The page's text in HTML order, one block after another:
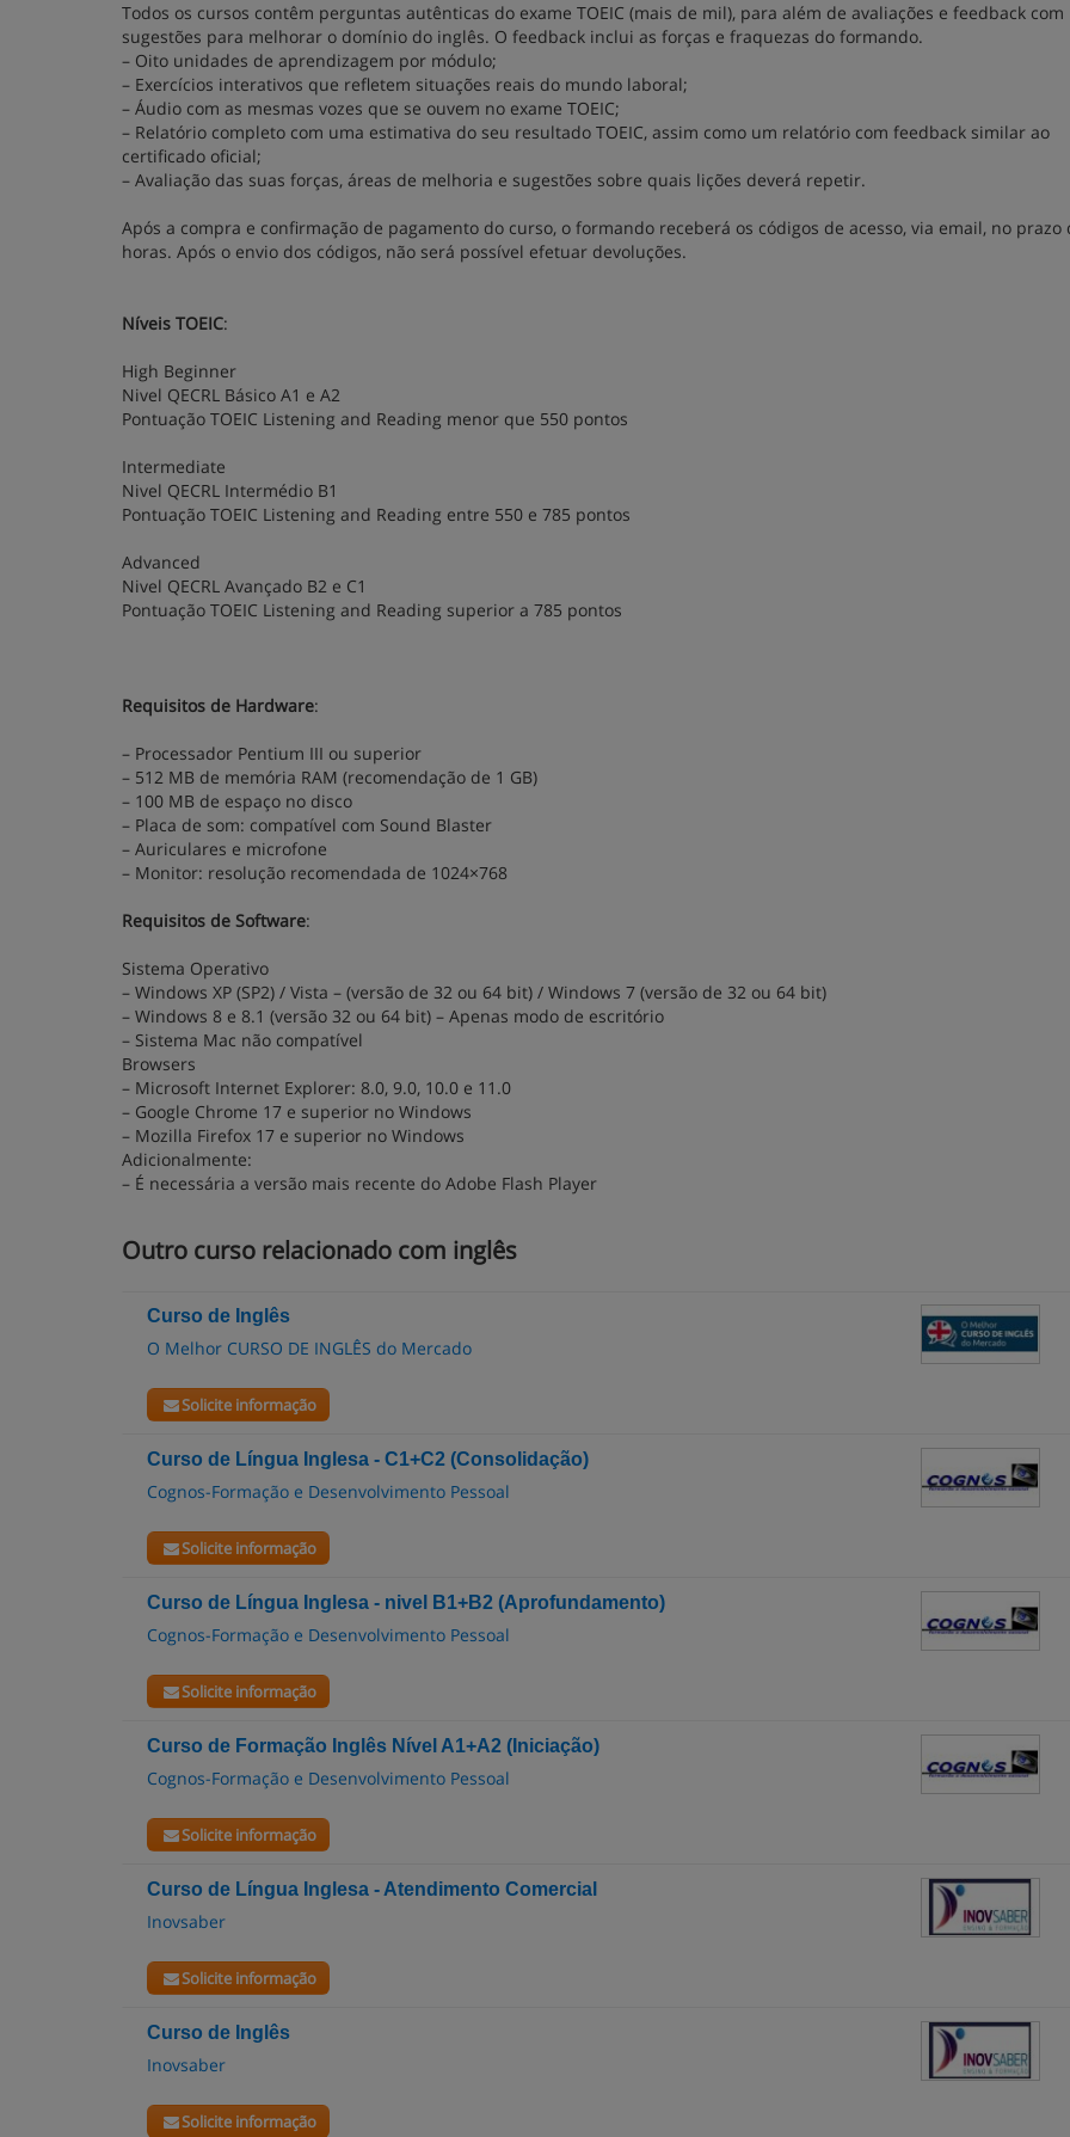
Todos os cursos contêm perguntas autênticas do exame TOEIC (mais de mil), para além de avaliações e feedback com
sugestões para melhorar o domínio do inglês. O feedback inclui as forças e fraquezas do formando.
– Oito unidades de aprendizagem por módulo;
– Exercícios interativos que refletem situações reais do mundo laboral;
– Áudio com as mesmas vozes que se ouvem no exame TOEIC;
– Relatório completo com uma estimativa do seu resultado TOEIC, assim como um relatório com feedback similar ao
certificado oficial;
– Avaliação das suas forças, áreas de melhoria e sugestões sobre quais lições deverá repetir.
Após a compra e confirmação de pagamento do curso, o formando receberá os códigos de acesso, via email, no prazo
horas. Após o envio dos códigos, não será possível efetuar devoluções.
Níveis TOEIC:
High Beginner
Nivel QECRL Básico A1 e A2
Pontuação TOEIC Listening and Reading menor que 550 pontos
Intermediate
Nivel QECRL Intermédio B1
Pontuação TOEIC Listening and Reading entre 550 e 785 pontos
Advanced
Nivel QECRL Avançado B2 e C1
Pontuação TOEIC Listening and Reading superior a 785 pontos
Requisitos de Hardware:
– Processador Pentium III ou superior
– 512 MB de memória RAM (recomendação de 1 GB)
– 100 MB de espaço no disco
– Placa de som: compatível com Sound Blaster
– Auriculares e microfone
– Monitor: resolução recomendada de 1024×768
Requisitos de Software:
Sistema Operativo
– Windows XP (SP2) / Vista – (versão de 32 ou 64 bit) / Windows 7 (versão de 32 ou 64 bit)
– Windows 8 e 8.1 (versão 32 ou 64 bit) – Apenas modo de escritório
– Sistema Mac não compatível
Browsers
– Microsoft Internet Explorer: 8.0, 9.0, 10.0 e 11.0
– Google Chrome 17 e superior no Windows
– Mozilla Firefox 17 e superior no Windows
Adicionalmente:
– É necessária a versão mais recente do Adobe Flash Player
Outro curso relacionado com inglês
Curso de Inglês
O Melhor CURSO DE INGLÊS do Mercado
Solicite informação
Curso de Língua Inglesa - C1+C2 (Consolidação)
Cognos-Formação e Desenvolvimento Pessoal
Solicite informação
Curso de Língua Inglesa - nivel B1+B2 (Aprofundamento)
Cognos-Formação e Desenvolvimento Pessoal
Solicite informação
Curso de Formação Inglês Nível A1+A2 (Iniciação)
Cognos-Formação e Desenvolvimento Pessoal
Solicite informação
Curso de Língua Inglesa - Atendimento Comercial
Inovsaber
Solicite informação
Curso de Inglês
Inovsaber
Solicite informação